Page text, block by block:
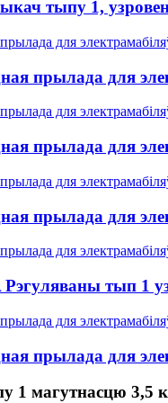
тыпу 1,
прылада для
прылада для
прылада для
Рэгуляваны тып 1
прылада для
1 магутнасцю 3,5